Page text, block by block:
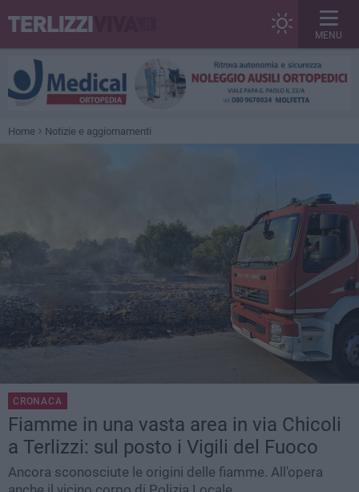
MENU
Home Notizie e aggiornamenti
CRONACA
Fiamme in una vasta area in via Chicoli
a Terlizzi: sul posto i Vigili del Fuoco
Ancora sconosciute le origini delle fiamme. All'opera